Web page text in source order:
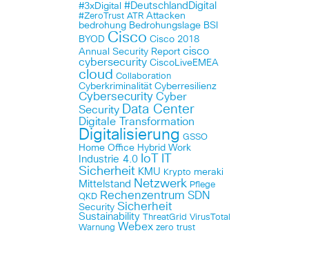
#3xDigital #DeutschlandDigital
#ZeroTrust ATR Attacken
bedrohung Bedrohungslage BSI
BYOD Cisco Cisco 2018
Annual Security Report cisco
cybersecurity CiscoLiveEMEA
cloud Collaboration
Cyberkriminalität Cyberresilienz
Cybersecurity Cyber
Security Data Center
Digitale Transformation
Digitalisierung GSSO
Home Office Hybrid Work
Industrie 4.0 IoT
Sicherheit KMU Krypto meraki
Mittelstand Netzwerk Pflege
QKD Rechenzentrum SDN
Security Sicherheit
Sustainability ThreatGrid VirusTotal
Warnung Webex zero trust